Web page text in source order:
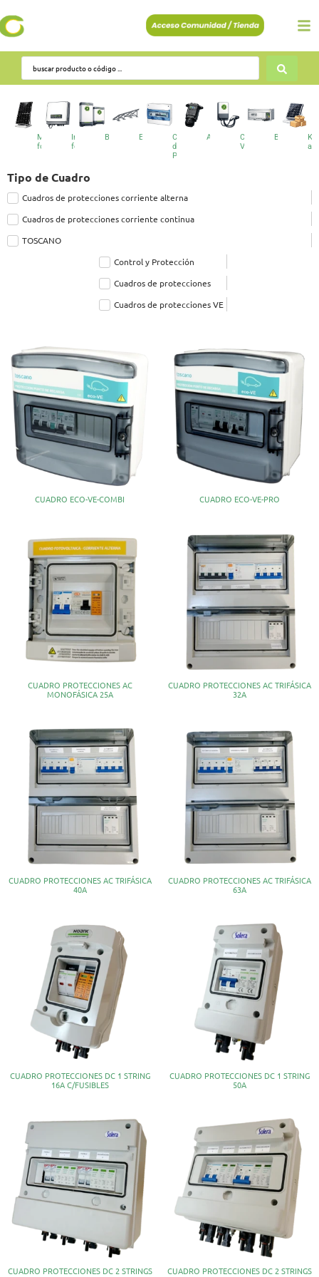
Módulos
fotovoltaicos
Inversores
fotovoltaicos
Baterías EstructurasCuadros
de
Protecciones
AccesoriosCargadores
VE
BESS
Tipo de Cuadro
Cuadros de protecciones corriente alterna
Cuadros de protecciones corriente continua
TOSCANO
Control y Protección
Cuadros de protecciones
Cuadros de protecciones VE
CUADRO ECO-VE-COMBI CUADRO ECO-VE-PRO
CUADRO PROTECCIONES AC
MONOFÁSICA 25A
CUADRO PROTECCIONES AC TRIFÁSICA
32A
CUADRO PROTECCIONES AC TRIFÁSICA
40A
CUADRO PROTECCIONES AC TRIFÁSICA
63A
CUADRO PROTECCIONES DC 1 STRING
16A C/FUSIBLES
CUADRO PROTECCIONES DC 1 STRING
50A
CUADRO PROTECCIONES DC 2 STRINGS
CUADRO PROTECCIONES DC 2 STRINGS